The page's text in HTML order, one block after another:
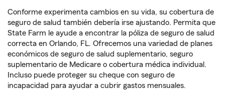
Conforme experimenta cambios en su vida, su cobertura de
seguro de salud también debería irse ajustando. Permita que
State Farm le ayude a encontrar la póliza de seguro de salud
correcta en Orlando, FL. Ofrecemos una variedad de planes
económicos de seguro de salud suplementario, seguro
suplementario de Medicare o cobertura médica individual.
Incluso puede proteger su cheque con seguro de
incapacidad para ayudar a cubrir gastos mensuales.